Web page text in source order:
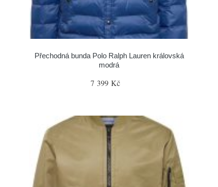
Přechodná bunda Polo Ralph Lauren královská
modrá
7 399 Kč